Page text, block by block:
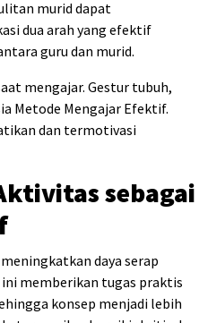
murid dapat
dua arah yang efektif
guru dan murid.
mengajar. Gestur tubuh,
Metode Mengajar Efektif.
dan termotivasi
sebagai
daya serap
ini memberikan tugas praktis
konsep menjadi lebih